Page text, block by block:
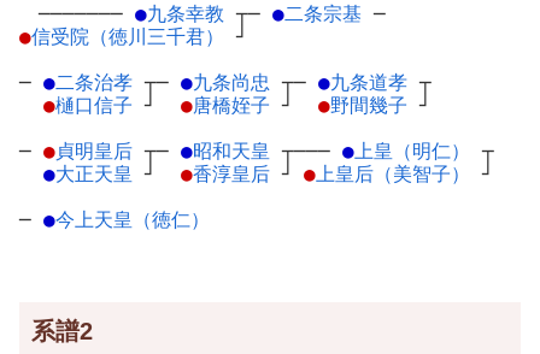
─────── ●九条幸教 ┬
●信受院（徳川三千君） ┘
─ ●二条宗基 ─
─ ●二条治孝 ┬
●樋口信子 ┘
─ ●九条尚忠 ┬
●唐橋姪子 ┘
─ ●九条道孝 ┬
●野間幾子 ┘
─ ●貞明皇后 ┬
●大正天皇 ┘
─ ●昭和天皇 ┬
●香淳皇后 ┘
─── ●上皇（明仁）
┬
●上皇后（美智子） ┘
─ ●今上天皇（徳仁）
系譜2